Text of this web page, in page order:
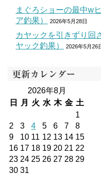
まぐろショーの最中w
ア釣果）
2026年5月28日
カヤックを引きずり回
ヤック釣果）
2026年5月26
更新カレンダー
2026年8月
日
月 火 水 木 金 土
1
2
3 4 5 6 7
8
9
10 11 12 13 14 15
16 17 18 19 20 21 22
23 24 25 26 27 28 29
30 31